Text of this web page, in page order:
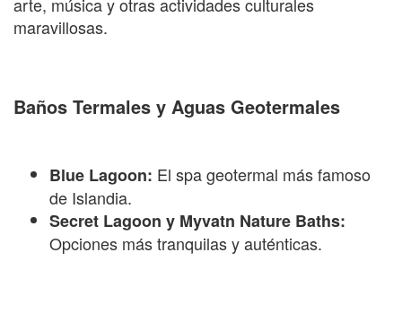
maravillosas.
Baños Termales y Aguas Geotermales
Blue Lagoon: El spa geotermal más famoso
de Islandia.
Secret Lagoon y Myvatn Nature Baths:
Opciones más tranquilas y auténticas.